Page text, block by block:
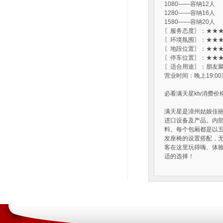
1080——容纳12人
1280——容纳16人
1580——容纳20人
〖服务态度〗：
〖环境氛围〗：
〖地段位置〗：
〖停车位置〗：
〖适合用途〗：朋友
营业时间：晚上
必看满天星ktv消费价
满天星是漳州姑娘佳
进口设备及产品。内
料。每个包厢都是以
发座椅的设置搭配，
客在这里玩得嗨、体
适的选择！